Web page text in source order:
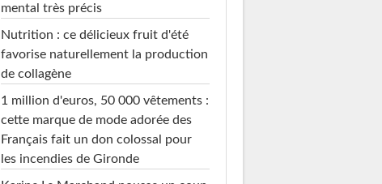
mental très précis
Nutrition : ce délicieux fruit d'été
favorise naturellement la production
de collagène
1 million d'euros, 50 000 vêtements :
cette marque de mode adorée des
Français fait un don colossal pour
les incendies de Gironde